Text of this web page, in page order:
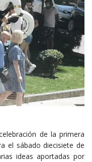
de la primera
el sábado diecisiete de
ideas aportadas por